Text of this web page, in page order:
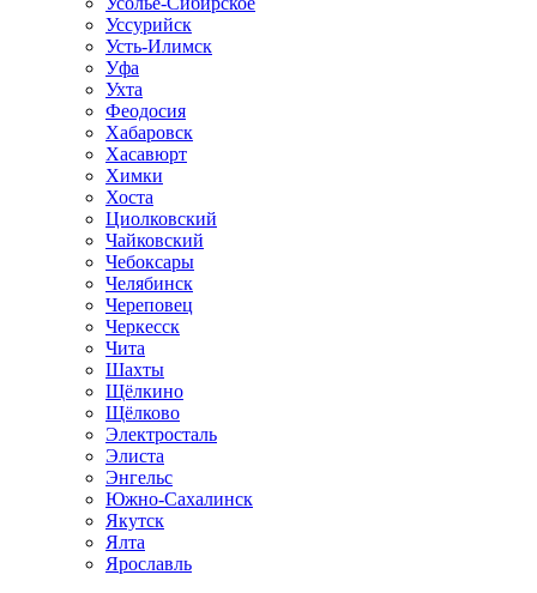
Уссурийск
Усть-Илимск
Уфа
Ухта
Феодосия
Хабаровск
Хасавюрт
Химки
Хоста
Циолковский
Чайковский
Чебоксары
Челябинск
Череповец
Черкесск
Чита
Шахты
Щёлкино
Щёлково
Электросталь
Элиста
Энгельс
Южно-Сахалинск
Якутск
Ялта
Ярославль